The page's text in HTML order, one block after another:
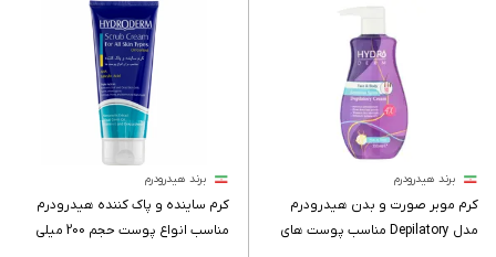
برند هیدرودرم
کرم موبر صورت و بدن هیدرودرم
مدل Depilatory مناسب پوست های
برند هیدرودرم
کرم ساینده و پاک کننده هیدرودرم
مناسب انواع پوست حجم 200 میلی